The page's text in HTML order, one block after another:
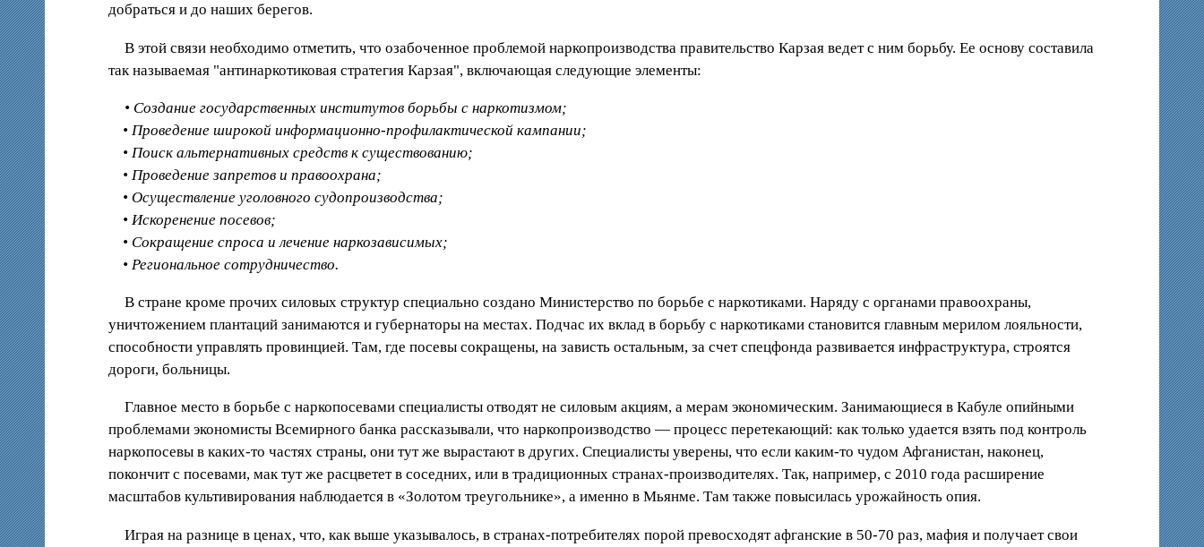
добраться и до наших берегов.
В этой связи необходимо отметить, что озабоченное проблемой наркопроизводства правительство Карзая ведет с ним борьбу. Ее основу составила
так называемая "антинаркотиковая стратегия Карзая", включающая следующие элементы:
• Создание государственных институтов борьбы с наркотизмом;
• Проведение широкой информационно-профилактической кампании;
• Поиск альтернативных средств к существованию;
• Проведение запретов и правоохрана;
• Осуществление уголовного судопроизводства;
• Искоренение посевов;
• Сокращение спроса и лечение наркозависимых;
• Региональное сотрудничество.
В стране кроме прочих силовых структур специально создано Министерство по борьбе с наркотиками. Наряду с органами правоохраны,
уничтожением плантаций занимаются и губернаторы на местах. Подчас их вклад в борьбу с наркотиками становится главным мерилом лояльности,
способности управлять провинцией. Там, где посевы сокращены, на зависть остальным, за счет спецфонда развивается инфраструктура, строятся
дороги, больницы.
Главное место в борьбе с наркопосевами специалисты отводят не силовым акциям, а мерам экономическим. Занимающиеся в Кабуле опийными
проблемами экономисты Всемирного банка рассказывали, что наркопроизводство — процесс перетекающий: как только удается взять под контроль
наркопосевы в каких-то частях страны, они тут же вырастают в других. Специалисты уверены, что если каким-то чудом Афганистан, наконец,
покончит с посевами, мак тут же расцветет в соседних, или в традиционных странах-производителях. Так, например, с 2010 года расширение
масштабов культивирования наблюдается в «Золотом треугольнике», а именно в Мьянме. Там также повысилась урожайность опия.
Играя на разнице в ценах, что, как выше указывалось, в странах-потребителях порой превосходят афганские в 50-70 раз, мафия и получает свои